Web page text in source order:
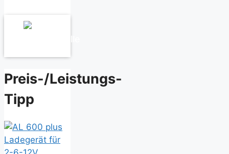
Preis-/Leistungs-
Tipp